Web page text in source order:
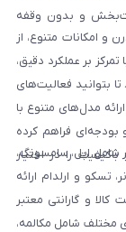
لذت‌بخش و بدون وقفه
و امکانات متنوع، از
بر عملکرد دقیق،
بتوانید فعالیت‌های
مدل‌های متنوع با
بودجه‌ای فراهم کرده
را در اختیار
اپل، سامسونگ،
تسکو و ارلدام ارائه
و گارانتی معتبر
مختلف شامل مکالمه،